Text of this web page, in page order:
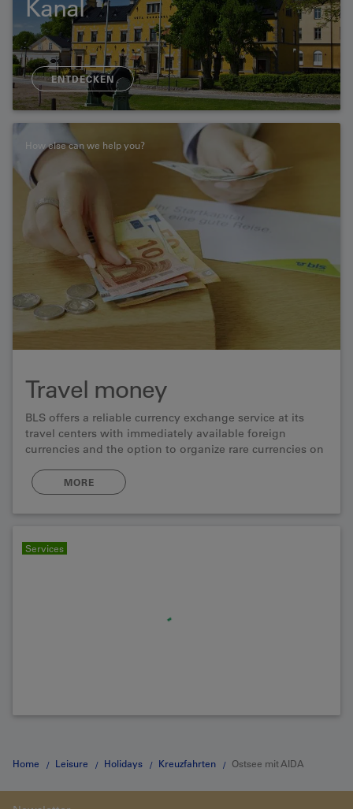
Kanal
ENTDECKEN
How else can we help you?
Travel money
BLS offers a reliable currency exchange service at its
travel centers with immediately available foreign
currencies and the option to organize rare currencies on
MORE
Services
Home Leisure Holidays Kreuzfahrten Ostsee mit AIDA